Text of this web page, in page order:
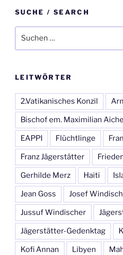
SUCHE / SEARCH
nach:
LEITWÖRTER
2.Vatikanisches Konzil
Bischof em. Maximilian
EAPPI Flüchtlinge
Franz Jägerstätter
Gerhilde Merz Haiti
Jean Goss Josef
Jussuf Windischer
Jägerstätter-Gedenktag
Kofi Annan Libyen